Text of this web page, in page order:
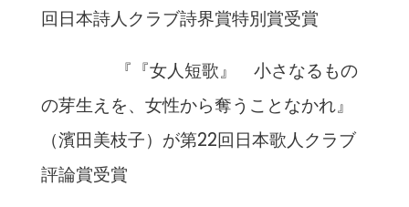
回日本詩人クラブ詩界賞特別賞受賞
『『女人短歌』 小さなるもの
の芽生えを、女性から奪うことなかれ』
（濱田美枝子）が第22回日本歌人クラブ
評論賞受賞